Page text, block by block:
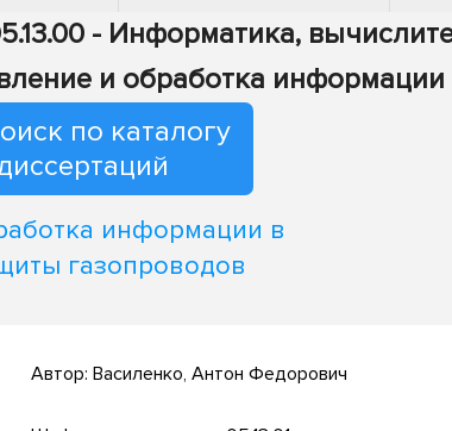
- Информатика,
и обработка
по каталогу
информации в
газопроводов
Автор: Василенко, Антон Федорович